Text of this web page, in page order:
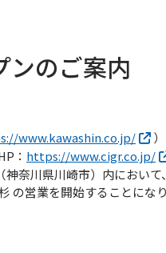
ンのご案内
www.kawashin.co.jp/
： https://www.cigr.co.jp/
奈川県川崎市）内におい
の営業を開始することにな